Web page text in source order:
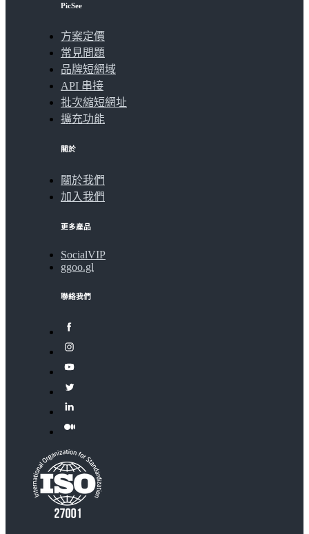
PicSee
方案定價
常見問題
品牌短網域
API 串接
批次縮短網址
擴充功能
關於
關於我們
加入我們
更多產品
SocialVIP
ggoo.gl
聯絡我們